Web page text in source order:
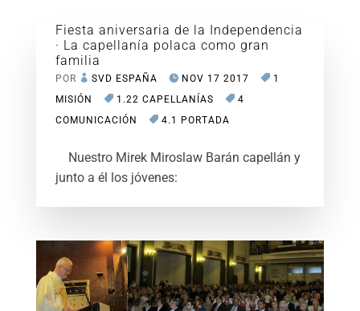
Fiesta aniversaria de la Independencia
· La capellanía polaca como gran
familia
POR SVD ESPAÑA NOV 17 2017
1
MISIÓN
1.22 CAPELLANÍAS
4
COMUNICACIÓN
4.1 PORTADA
Nuestro Mirek Miroslaw Barán capellán y
junto a él los jóvenes: